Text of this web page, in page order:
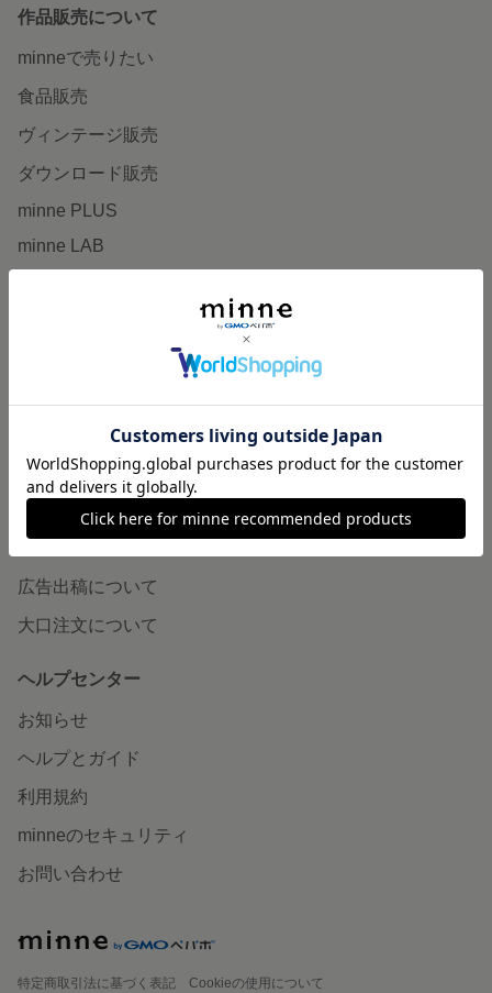
作品販売について
minneで売りたい
食品販売
ヴィンテージ販売
ダウンロード販売
minne PLUS
minne LAB
minneとものづくりと
ニュース
minneの本
広告出稿について
大口注文について
ヘルプセンター
お知らせ
ヘルプとガイド
利用規約
minneのセキュリティ
お問い合わせ
特定商取引法に基づく表記
Cookieの使用について